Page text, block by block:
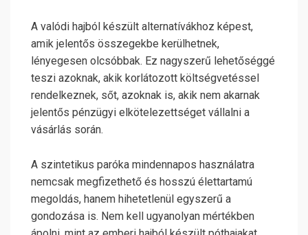
A valódi hajból készült alternatívákhoz képest,
amik jelentős összegekbe kerülhetnek,
lényegesen olcsóbbak. Ez nagyszerű lehetőséggé
teszi azoknak, akik korlátozott költségvetéssel
rendelkeznek, sőt, azoknak is, akik nem akarnak
jelentős pénzügyi elkötelezettséget vállalni a
vásárlás során.
A szintetikus paróka mindennapos használatra
nemcsak megfizethető és hosszú élettartamú
megoldás, hanem hihetetlenül egyszerű a
gondozása is. Nem kell ugyanolyan mértékben